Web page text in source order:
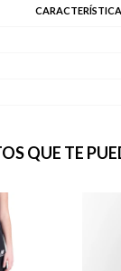
QUE TE